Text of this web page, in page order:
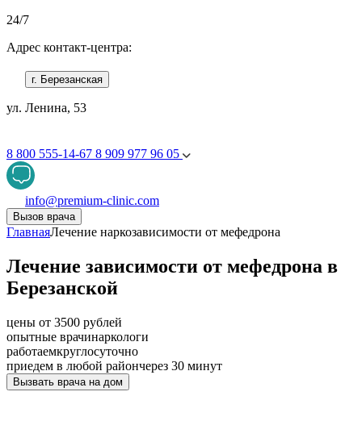
24/7
Адрес контакт-центра:
г. Березанская
ул. Ленина, 53
8 800 555-14-67 8 909 977 96 05
info@premium-clinic.com
Вызов врача
ГлавнаяЛечение наркозависимости от мефедрона
Лечение зависимости от мефедрона в
Березанской
цены от 3500 рублей
опытные врачинаркологи
работаемкруглосуточно
приедем в любой райончерез 30 минут
Вызвать врача на дом